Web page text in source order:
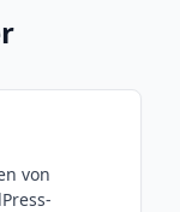
von